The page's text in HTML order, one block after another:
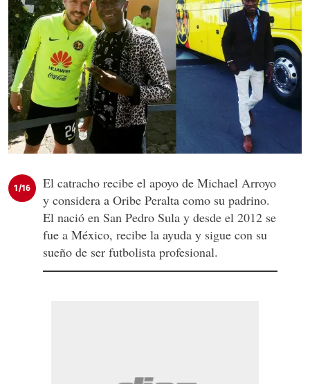
1/16
El catracho recibe el apoyo de Michael Arroyo
y considera a Oribe Peralta como su padrino.
El nació en San Pedro Sula y desde el 2012 se
fue a México, recibe la ayuda y sigue con su
sueño de ser futbolista profesional.